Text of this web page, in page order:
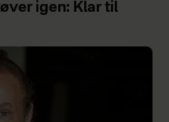
igen: Klar til